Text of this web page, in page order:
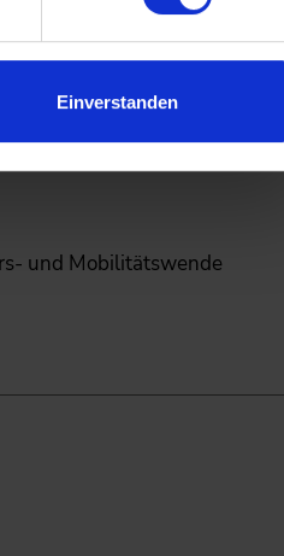
Einverstanden
und Mobilitätswende